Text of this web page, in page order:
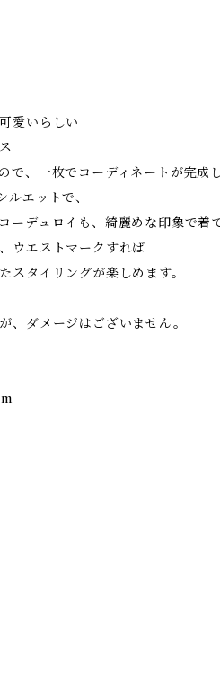
愛いらしい
で、一枚でコーディネートが完成
エットで、
ーデュロイも、綺麗めな印象で着
ウエストマークすれば
スタイリングが楽しめます。
、ダメージはございません。